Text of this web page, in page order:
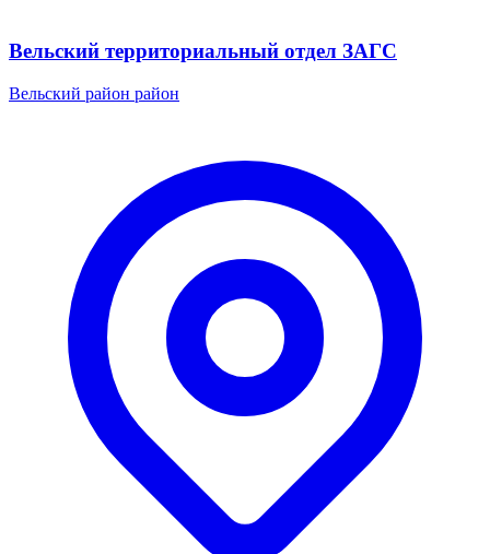
Вельский территориальный отдел ЗАГС
Вельский район район